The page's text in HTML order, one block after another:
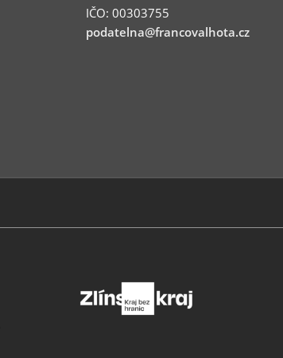
IČO: 00303755
podatelna@francovalhota.cz